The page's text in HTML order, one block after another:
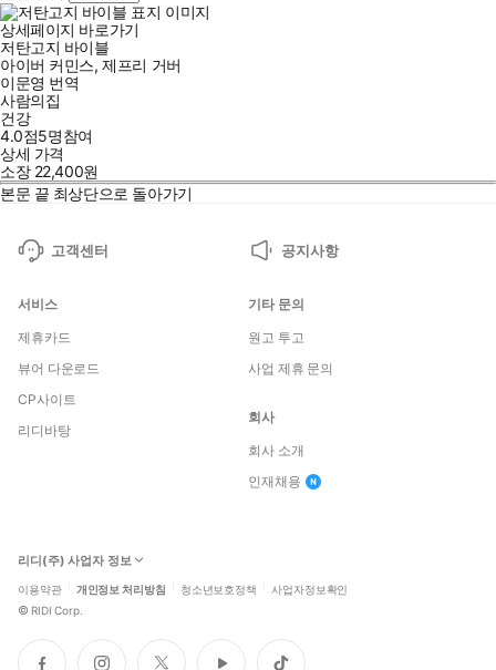
상세페이지 바로가기
저탄고지 바이블
아이버 커민스,제프리 거버
이문영 번역
사람의집
건강
4.0점5명참여
상세 가격
소장 22,400원
본문 끝 최상단으로 돌아가기
고객센터 공지사항
서비스
제휴카드
뷰어 다운로드
CP사이트
리디바탕
기타 문의
원고 투고
사업 제휴 문의
회사
회사 소개
인재채용
리디(주) 사업자 정보
이용약관 개인정보 처리방침 청소년보호정책 사업자정보확인
© RIDI Corp.